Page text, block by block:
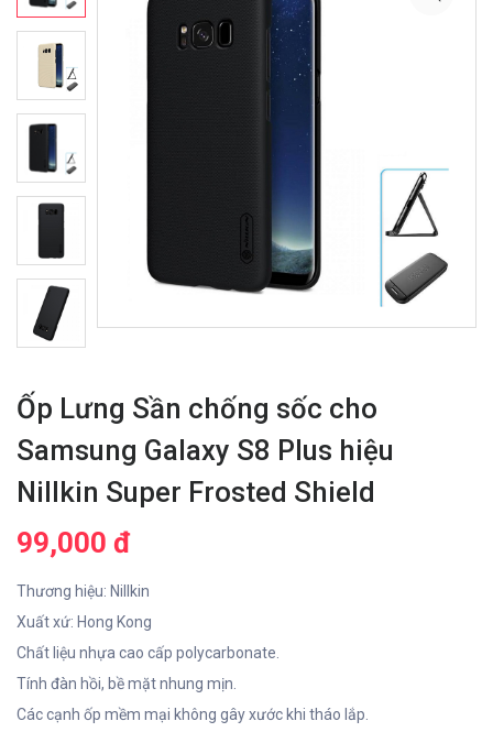
Ốp Lưng Sần chống sốc cho
Samsung Galaxy S8 Plus hiệu
Nillkin Super Frosted Shield
99,000 đ
Thương hiệu: Nillkin
Xuất xứ: Hong Kong
Chất liệu nhựa cao cấp polycarbonate.
Tính đàn hồi, bề mặt nhung mịn.
Các cạnh ốp mềm mại không gây xước khi tháo lắp.